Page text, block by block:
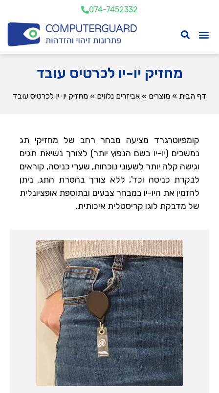
074-7452332
מחזיק יו-יו לכרטיס עובד
דף הבית » מוצרים » אביזרים נלווים » מחזיק יו-יו לכרטיס עובד
קומפיוטרגרד מציעה מבחר רחב של מחזיקי תג
נמשכים (יו-יו בשם הנפוץ יותר) לצורך נשיאת תגים
וגישה קלה יותר לשעוני נוכחות, שערי כניסה, קוראים
לבקרת כניסה וכד', ללא צורך בהסרת התג. ניתן
להזמין את היו-יו במבחר צבעים ובתוספת אופציונלית
של מדבקת לוגו קריסטלית איכותית.